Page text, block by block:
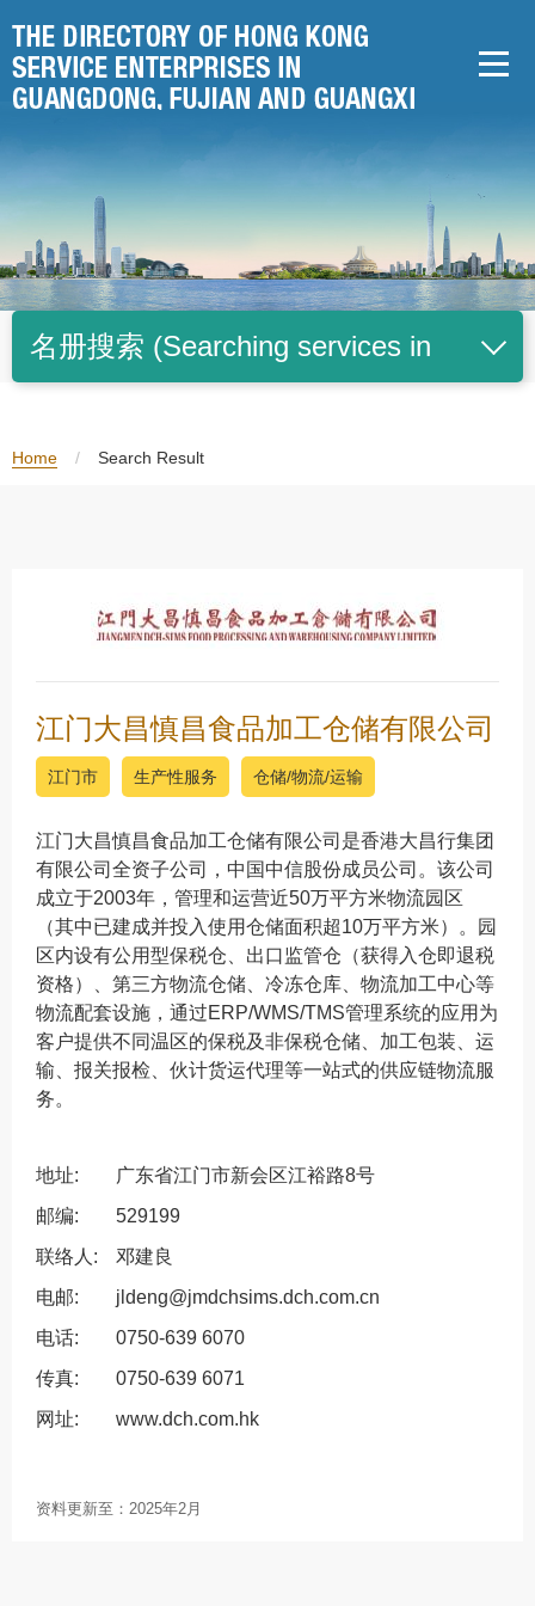
to
content
名册搜索 (Searching services in
Home / Search Result
江门大昌慎昌食品加工仓储有限公司
江门市 生产性服务 仓储/物流/运输
江门大昌慎昌食品加工仓储有限公司是香港大昌行集团
有限公司全资子公司，中国中信股份成员公司。该公司
成立于2003年，管理和运营近50万平方米物流园区
（其中已建成并投入使用仓储面积超10万平方米）。园
区内设有公用型保税仓、出口监管仓（获得入仓即退税
资格）、第三方物流仓储、冷冻仓库、物流加工中心等
物流配套设施，通过ERP/WMS/TMS管理系统的应用为
客户提供不同温区的保税及非保税仓储、加工包装、运
输、报关报检、伙计货运代理等一站式的供应链物流服
务。
地址:
广东省江门市新会区江裕路8号
邮编:
529199
联络人:
邓建良
电邮:
jldeng@jmdchsims.dch.com.cn
电话:
0750-639 6070
传真:
0750-639 6071
网址:
www.dch.com.hk
资料更新至： 2025年2月